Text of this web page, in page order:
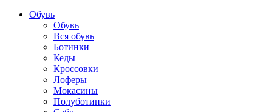
Обувь
Обувь
Вся обувь
Ботинки
Кеды
Кроссовки
Лоферы
Мокасины
Полуботинки